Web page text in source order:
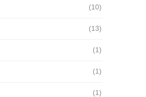
(10)
(13)
(1)
(1)
(1)